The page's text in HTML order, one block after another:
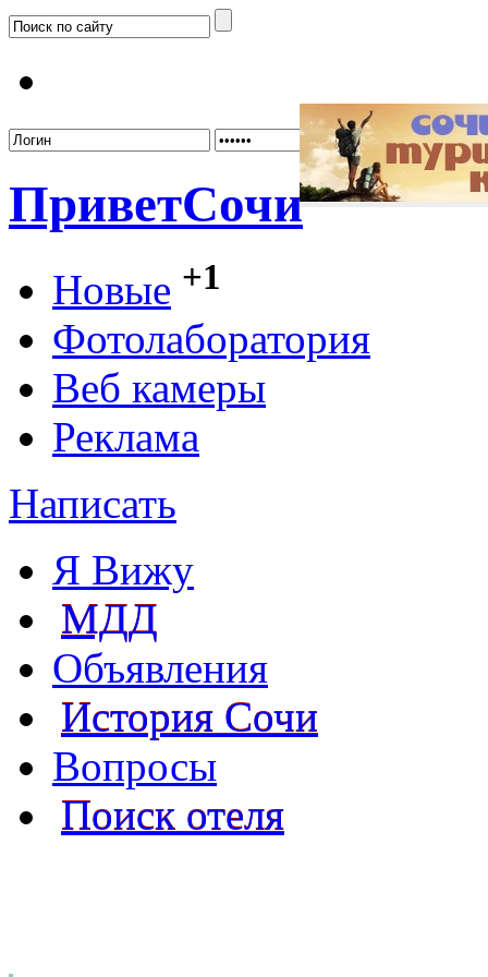
ПриветСочи
Новые +1
Фотолаборатория
Веб камеры
Реклама
Написать
Я Вижу
МДД
Объявления
История Сочи
Вопросы
Поиск отеля